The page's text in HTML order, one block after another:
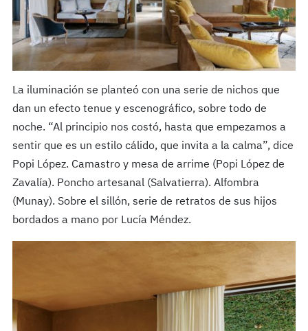
La iluminación se planteó con una serie de nichos que
dan un efecto tenue y escenográfico, sobre todo de
noche. “Al principio nos costó, hasta que empezamos a
sentir que es un estilo cálido, que invita a la calma”, dice
Popi López. Camastro y mesa de arrime (Popi López de
Zavalía). Poncho artesanal (Salvatierra). Alfombra
(Munay). Sobre el sillón, serie de retratos de sus hijos
bordados a mano por Lucía Méndez.